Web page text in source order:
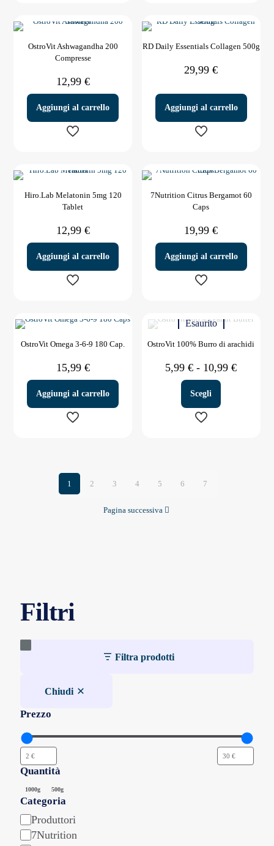
OstroVit Ashwagandha 200
Compresse
12,99 €
Aggiungi al carrello
RD Daily Essentials Collagen 500g
29,99€
Aggiungi al carrello
Hiro.Lab Melatonin 5mg 120
Tablet
12,99 €
Aggiungi al carrello
7Nutrition Citrus Bergamot 60
Caps
19,99€
Aggiungi al carrello
OstroVit Omega 3-6-9 180 Cap.
15,99 €
Aggiungi al carrello
Esaurito
OstroVit 100% Burro di arachidi
5,99€ - 10,99€Fascia
Scegli
varianti.
1 2 3 4 5 6 7
Pagina successiva
Filtri
Filtra prodotti
Chiudi
Prezzo
Quantità
Quantità
1000g 500g
Categoria
Categoria
Produttori
7Nutrition